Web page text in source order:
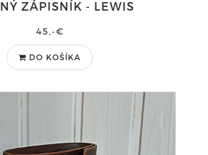
ZÁPISNÍK - LEWIS
45,-€
DO KOŠÍKA